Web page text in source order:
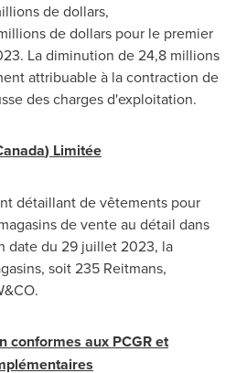
de dollars,
de dollars pour le premier
La diminution de 24,8 millions
attribuable à la contraction de
des charges d'exploitation.
) Limitée
détaillant de vêtements pour
de vente au détail dans
date du 29 juillet 2023, la
soit 235 Reitmans,
conformes aux PCGR et